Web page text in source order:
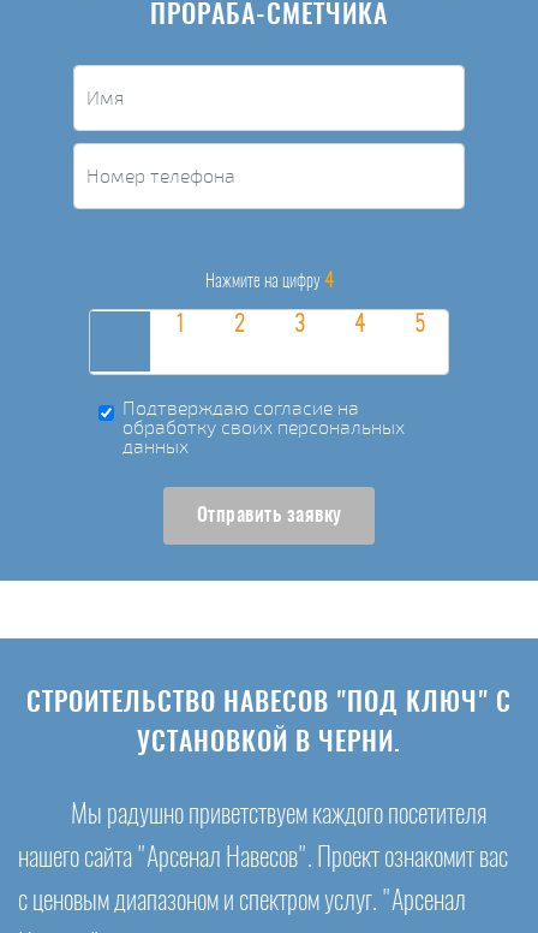
ПРОРАБА-СМЕТЧИКА
Нажмите на цифру 4
Подтверждаю согласие на
обработку своих персональных
данных
Отправить заявку
СТРОИТЕЛЬСТВО НАВЕСОВ "ПОД КЛЮЧ" С
УСТАНОВКОЙ В ЧЕРНИ.
Мы радушно приветствуем каждого посетителя
нашего сайта "Арсенал Навесов". Проект ознакомит вас
с ценовым диапазоном и спектром услуг. "Арсенал